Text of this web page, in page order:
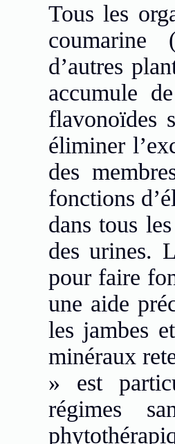
Tous les
coumarine
d’autres
accumule
flavonoïdes
éliminer
des
fonctions
dans tous
des urines.
pour faire
une aide
les jambes
minéraux
» est
régimes